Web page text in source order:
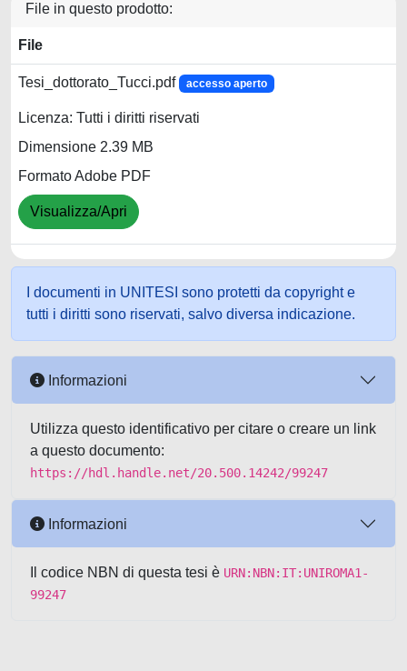
File in questo prodotto:
File
Tesi_dottorato_Tucci.pdf accesso aperto
Licenza: Tutti i diritti riservati
Dimensione 2.39 MB
Formato Adobe PDF
Visualizza/Apri
I documenti in UNITESI sono protetti da copyright e
tutti i diritti sono riservati, salvo diversa indicazione.
Informazioni
Utilizza questo identificativo per citare o creare un link
a questo documento:
https://hdl.handle.net/20.500.14242/99247
Informazioni
Il codice NBN di questa tesi è URN:NBN:IT:UNIROMA1-
99247